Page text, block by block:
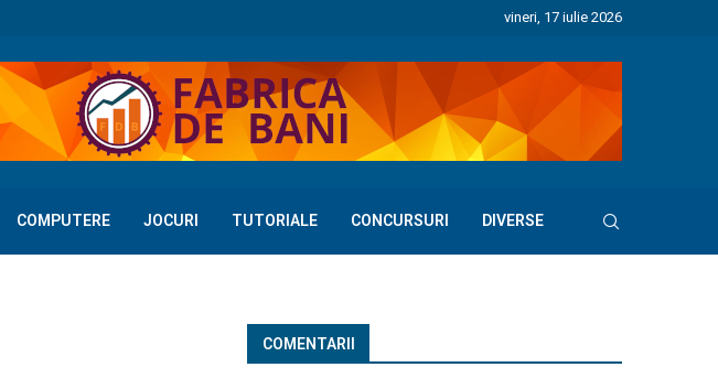
vineri, 17 iulie 2026
COMPUTERE JOCURI TUTORIALE CONCURSURI DIVERSE
COMENTARII